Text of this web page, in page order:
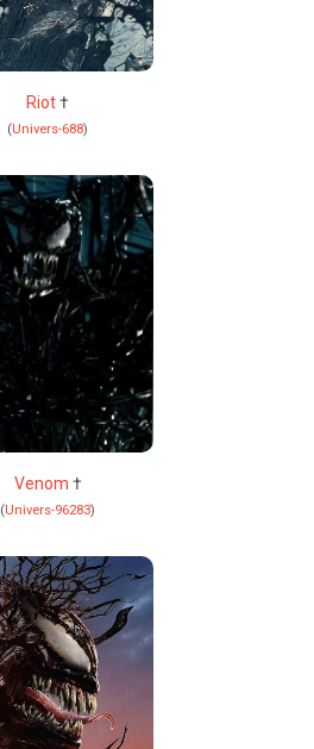
Riot†
(Univers-688)
Venom †
(Univers-96283)